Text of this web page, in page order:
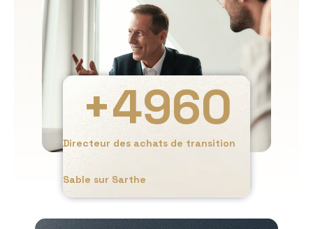
Directeur des achats de transition
Sable sur Sarthe
+4960